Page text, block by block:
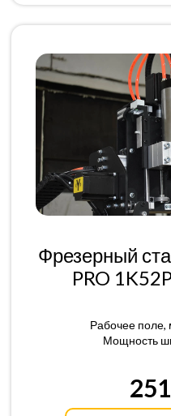
Фрезерный
PRO
Рабочее
Мощность